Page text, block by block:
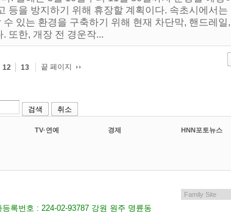
등을 방지하기 위해 휴장할 계획이다. 속초시에서는
있는 환경을 구축하기 위해 현재 차단막, 핸드레일
또한, 개장 전 경운작...
12 13 끝 페이지
검색 취소
TV·연예 경제 HNN포토뉴스
록번호 : 224-02-93787 강원 원주 명륜동